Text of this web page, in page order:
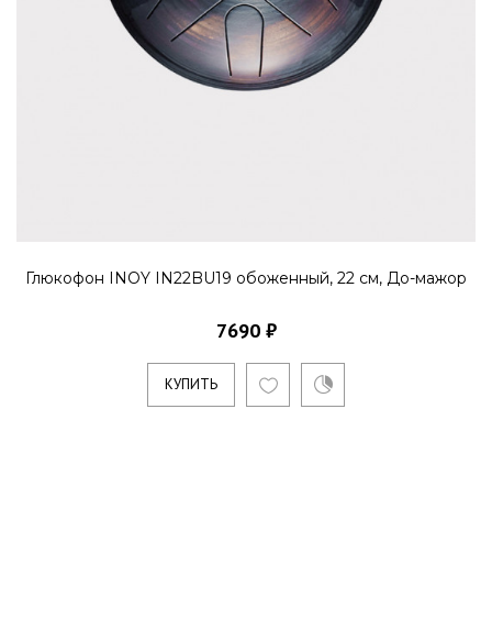
Глюкофон INOY IN22BU19 обоженный, 22 см, До-мажор
7690 ₽
КУПИТЬ